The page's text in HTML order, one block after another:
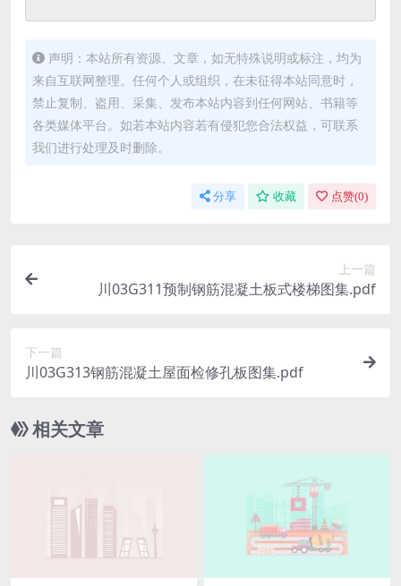
声明：本站所有资源、文章，如无特殊说明或标注，均为
来自互联网整理。任何个人或组织，在未征得本站同意时，
禁止复制、盗用、采集、发布本站内容到任何网站、书籍等
各类媒体平台。如若本站内容若有侵犯您合法权益，可联系
我们进行处理及时删除。
分享 收藏 点赞(0)
上一篇
川03G311预制钢筋混凝土板式楼梯图集.pdf
下一篇
川03G313钢筋混凝土屋面检修孔板图集.pdf
相关文章